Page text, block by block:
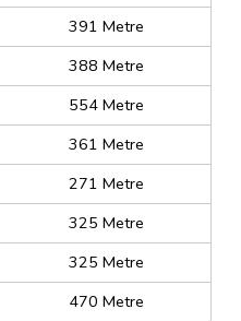
391 Metre
388 Metre
554 Metre
361 Metre
271 Metre
325 Metre
325 Metre
470 Metre